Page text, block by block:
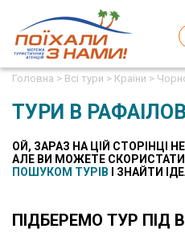
Головна > Всі тури > Країни >
ТУРИ В
ОЙ, ЗАРАЗ НА ЦІЙ СТОРІНЦІ
AЛЕ ВИ МОЖЕТЕ
ПОШУКОМ ТУРІВ І ЗНАЙТИ
ПІДБЕРЕМО ТУР ПІД